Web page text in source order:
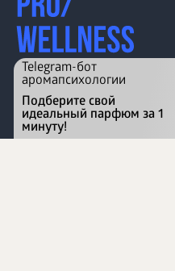
Перейти на сайт
Telegram-бот
аромапсихологии
Подберите свой
идеальный парфюм за 1
минуту!